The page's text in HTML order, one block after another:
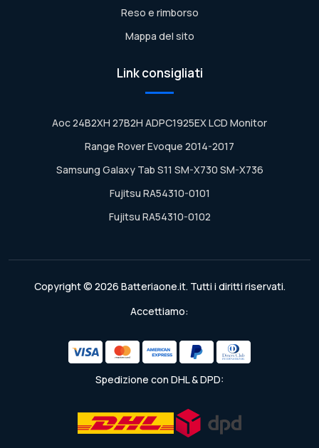
Reso e rimborso
Mappa del sito
Link consigliati
Aoc 24B2XH 27B2H ADPC1925EX LCD Monitor
Range Rover Evoque 2014-2017
Samsung Galaxy Tab S11 SM-X730 SM-X736
Fujitsu RA54310-0101
Fujitsu RA54310-0102
Copyright © 2026 Batteriaone.it. Tutti i diritti riservati.
Accettiamo:
Spedizione con DHL & DPD: